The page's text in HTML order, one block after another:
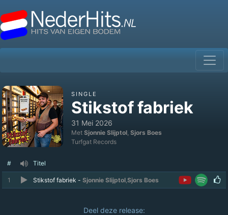
SINGLE
Stikstof fabriek
31 Mei 2026
Met Sjonnie Slijptol, Sjors Boes
Turfgat Records
# Titel
1 Stikstof fabriek - Sjonnie Slijptol,Sjors Boes
Deel deze release: